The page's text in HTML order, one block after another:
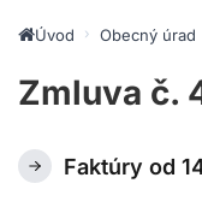
Úvod Obecný úrad
Zmluva č.
Faktúry od
Otvorí